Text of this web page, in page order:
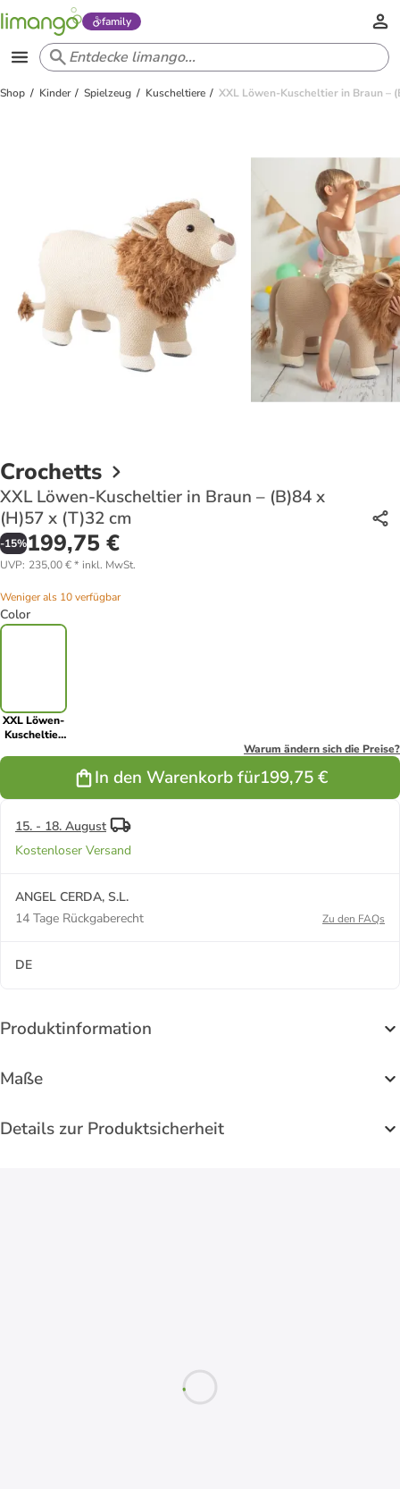
family
Shop Kinder Spielzeug Kuscheltiere XXL Löwen-Kuscheltier in Braun –
Crochetts
XXL Löwen-Kuscheltier in Braun – (B)84 x
(H)57 x (T)32 cm
-15%199,75 €
UVP: 235,00 €* inkl. MwSt.
Weniger als 10 verfügbar
Color
XXL Löwen-
Kuscheltier
Warum ändern sich die Preise?
In den Warenkorb für199,75 €
15. - 18. August
Kostenloser Versand
ANGEL CERDA, S.L.
14 Tage Rückgaberecht
Zu den FAQs
DE
Produktinformation
Maße
Details zur Produktsicherheit